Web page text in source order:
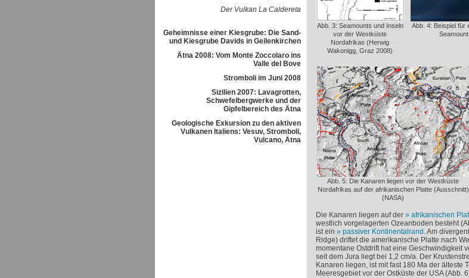
Der Vulkan La Caldereta
Geheimnisse einer Kiesgrube: Die Sand-
und Kiesgrube Davids in Geilenkirchen
Ätna 2008: Vom Monte Zoccolaro ins
Valle del Bove
Stromboli im Juni 2008
Sizilien 2007: Lavagrotten,
Schwefelbergwerke und der
Gipfelbereich des Ätna
Geologische Exkursion zu den aktiven
Vulkanen Italiens: Vesuv, Stromboli,
Vulcano, Ätna
Abb. 3: Seamounts und Inseln
vor der Westküste
Nordafrikas (Herwig
Wakonigg, Graz 2008)
Abb. 4: Beispiel für
Abb. 5: Die Kanaren liegen vor der Westküste
Nordafrikas auf der afrikanischen Platte (Ausschnitt)
(NASA)
Die Kanaren liegen auf der afrikanischen
westlich vorgelagerten Ozeanboden besteht
ist ein
passiver Kontinentalrand . Am
Ridge) driftet die amerikanische Platte nach
momentane Ostdrift hat eine Geschwindigkeit
seit dem Jura liegt bei 1,2 cm/a. Der
Kanaren liegen, ist mit fast 180 Ma der älteste
Meeresgebiet vor der Ostküste der USA (Abb.